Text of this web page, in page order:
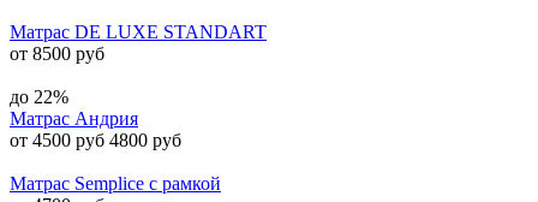
Матрас DE LUXE STANDART
от 8500 руб
до 22%
Матрас Андрия
от 4500 руб 4800 руб
Матрас Semplice с рамкой